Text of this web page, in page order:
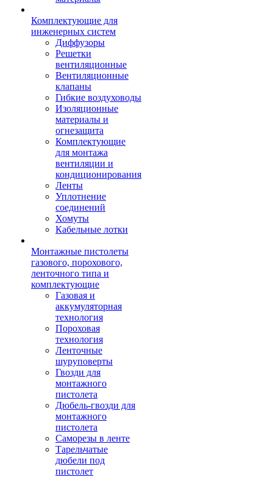
Комплектующие для
инженерных систем
Диффузоры
Решетки
вентиляционные
Вентиляционные
клапаны
Гибкие воздуховоды
Изоляционные
материалы и
огнезащита
Комплектующие
для монтажа
вентиляции и
кондиционирования
Ленты
Уплотнение
соединений
Хомуты
Кабельные лотки
Монтажные пистолеты
газового, порохового,
ленточного типа и
комплектующие
Газовая и
аккумуляторная
технология
Пороховая
технология
Ленточные
шуруповерты
Гвозди для
монтажного
пистолета
Дюбель-гвозди для
монтажного
пистолета
Саморезы в ленте
Тарельчатые
дюбели под
пистолет